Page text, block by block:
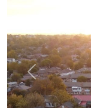
Previous